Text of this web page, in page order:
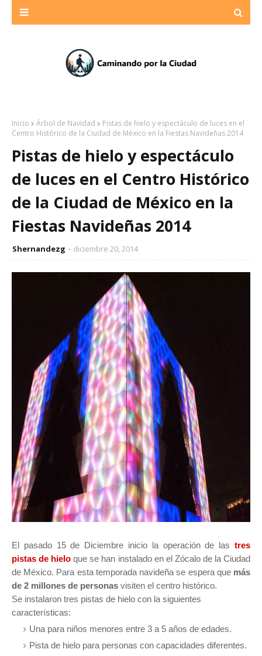
Inicio Árbol de Navidad
Pistas de hielo y espectáculo de luces en el
Centro Histórico de la Ciudad de México en la Fiestas Navideñas 2014
Pistas de hielo y espectáculo
de luces en el Centro Histórico
de la Ciudad de México en la
Fiestas Navideñas 2014
Shernandezg diciembre 20, 2014
El pasado 15 de Diciembre inicio la operación de las tres
pistas de hielo que se han instalado en el Zócalo de la Ciudad
de México. Para esta temporada navideña se espera que más
de 2 millones de personas visiten el centro histórico.
Se instalaron tres pistas de hielo con la siguientes
características:
Una para niños menores entre 3 a 5 años de edades.
Pista de hielo para personas con capacidades diferentes.